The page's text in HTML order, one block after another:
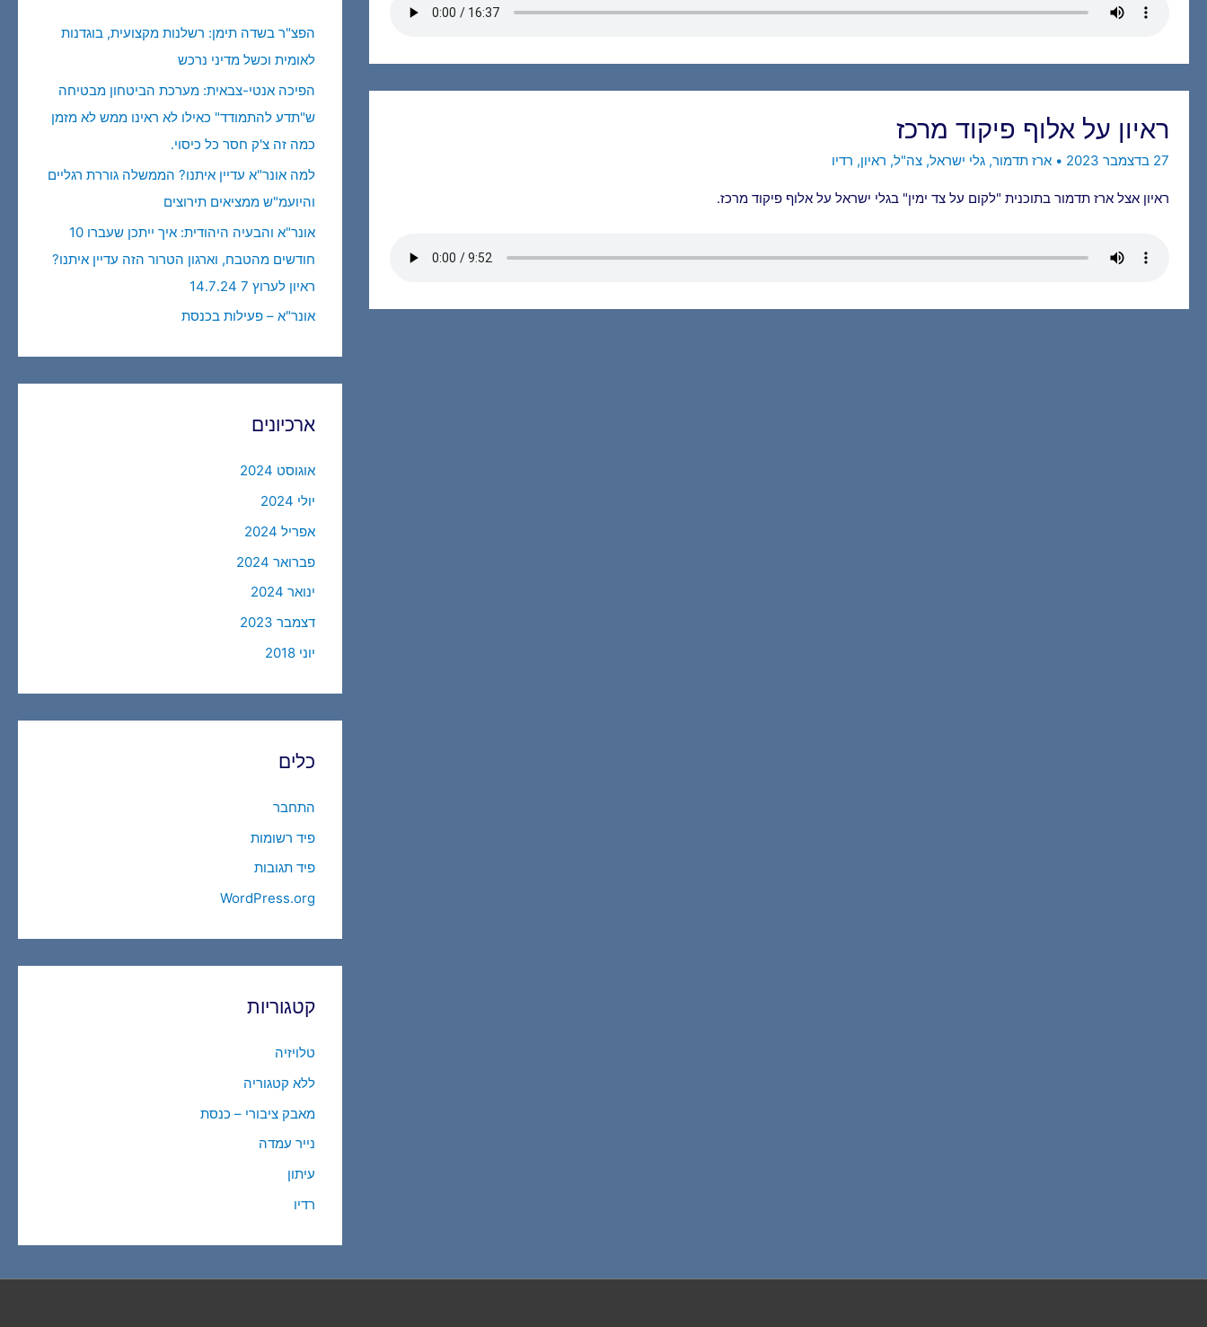
ראיון על אלוף פיקוד מרכז
27 בדצמבר 2023 •ארז תדמור,גלי ישראל,צה"ל, ראיון, רדיו
ראיון אצל ארז תדמור בתוכנית "לקום על צד ימין" בגלי ישראל על אלוף פיקוד מרכז.
הפצ"ר בשדה תימן: רשלנות מקצועית, בוגדנות
לאומית וכשל מדיני נרכש
הפיכה אנטי-צבאית: מערכת הביטחון מבטיחה
ש"תדע להתמודד" כאילו לא ראינו ממש לא מזמן
כמה זה צ'ק חסר כל כיסוי.
למה אונר"א עדיין איתנו? הממשלה גוררת רגליים
והיועמ"ש ממציאים תירוצים
אונר"א והבעיה היהודית: איך ייתכן שעברו 10
חודשים מהטבח, וארגון הטרור הזה עדיין איתנו?
ראיון לערוץ 7 14.7.24
אונר"א – פעילות בכנסת
ארכיונים
אוגוסט 2024
יולי 2024
אפריל 2024
פברואר 2024
ינואר 2024
דצמבר 2023
יוני 2018
כלים
התחבר
פיד רשומות
פיד תגובות
WordPress.org
קטגוריות
טלויזיה
ללא קטגוריה
מאבק ציבורי – כנסת
נייר עמדה
עיתון
רדיו